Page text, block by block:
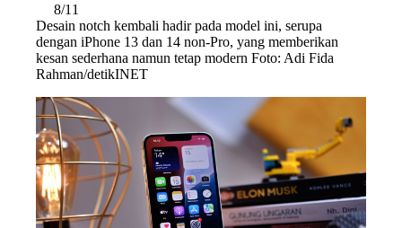
8/11
Desain notch kembali hadir pada model ini, serupa
dengan iPhone 13 dan 14 non-Pro, yang memberikan
kesan sederhana namun tetap modern Foto: Adi Fida
Rahman/detikINET